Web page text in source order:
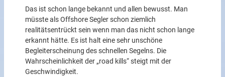
Das ist schon lange bekannt und allen bewusst. Man
müsste als Offshore Segler schon ziemlich
realitätsentrückt sein wenn man das nicht schon lange
erkannt hätte. Es ist halt eine sehr unschöne
Begleiterscheinung des schnellen Segelns. Die
Wahrscheinlichkeit der „road kills“ steigt mit der
Geschwindigkeit.